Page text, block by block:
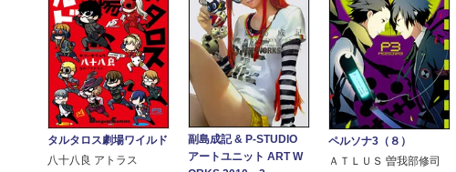
タルタロス劇場ワイルド
八十八良 アトラス
副島成記 & P-STUDIO
アートユニット ART W
ペルソナ3（８）
ＡＴＬＵＳ 曽我部修司